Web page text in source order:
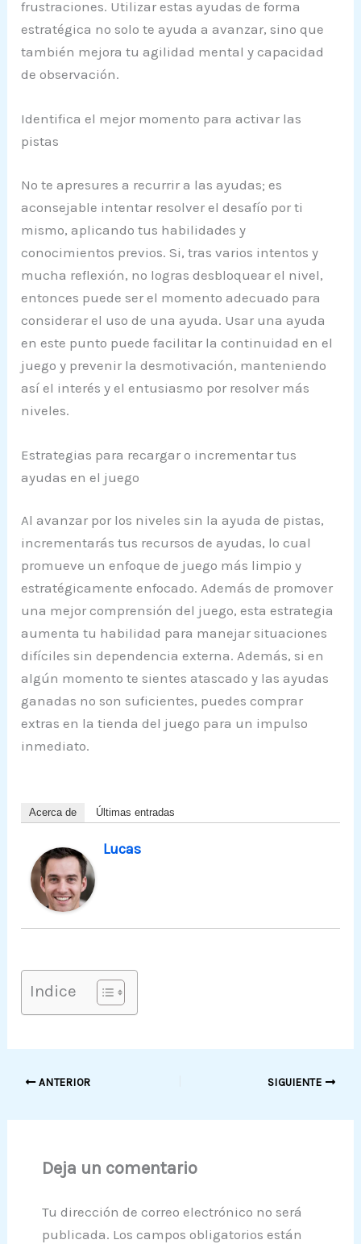
frustraciones. Utilizar estas ayudas de forma
estratégica no solo te ayuda a avanzar, sino que
también mejora tu agilidad mental y capacidad
de observación.
Identifica el mejor momento para activar las
pistas
No te apresures a recurrir a las ayudas; es
aconsejable intentar resolver el desafío por ti
mismo, aplicando tus habilidades y
conocimientos previos. Si, tras varios intentos y
mucha reflexión, no logras desbloquear el nivel,
entonces puede ser el momento adecuado para
considerar el uso de una ayuda. Usar una ayuda
en este punto puede facilitar la continuidad en el
juego y prevenir la desmotivación, manteniendo
así el interés y el entusiasmo por resolver más
niveles.
Estrategias para recargar o incrementar tus
ayudas en el juego
Al avanzar por los niveles sin la ayuda de pistas,
incrementarás tus recursos de ayudas, lo cual
promueve un enfoque de juego más limpio y
estratégicamente enfocado. Además de promover
una mejor comprensión del juego, esta estrategia
aumenta tu habilidad para manejar situaciones
difíciles sin dependencia externa. Además, si en
algún momento te sientes atascado y las ayudas
ganadas no son suficientes, puedes comprar
extras en la tienda del juego para un impulso
inmediato.
Acerca de Últimas entradas
Lucas
Indice
ANTERIOR SIGUIENTE
Deja un comentario
Tu dirección de correo electrónico no será
publicada. Los campos obligatorios están